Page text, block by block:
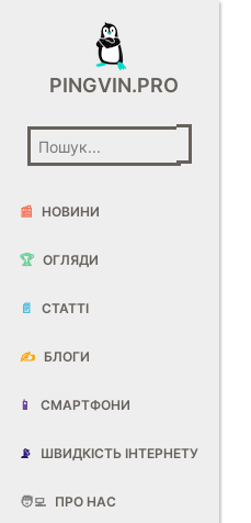
PINGVIN.PRO
📰 НОВИНИ
🏆 ОГЛЯДИ
📄 СТАТТІ
✍️ БЛОГИ
📱 СМАРТФОНИ
📡 ШВИДКІСТЬ ІНТЕРНЕТУ
🧑‍💻 ПРО НАС